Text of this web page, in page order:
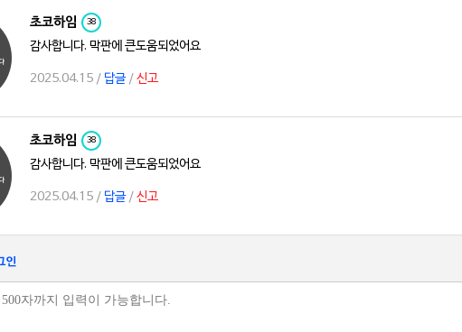
초코하임 38
감사합니다. 막판에 큰도움되었어요
2025.04.15 / 답글/ 신고
초코하임 38
감사합니다. 막판에 큰도움되었어요
2025.04.15 / 답글/ 신고
인